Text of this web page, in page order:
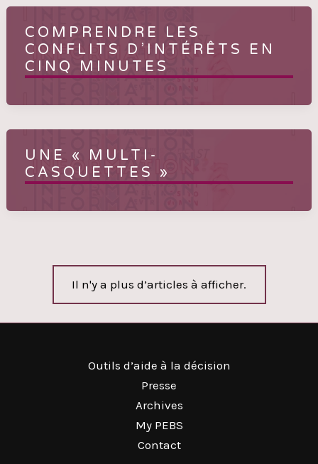
COMPRENDRE LES
CONFLITS D’INTÉRÊTS EN
CINQ MINUTES
UNE « MULTI-
CASQUETTES »
Il n'y a plus d’articles à afficher.
Outils d’aide à la décision
Presse
Archives
My PEBS
Contact